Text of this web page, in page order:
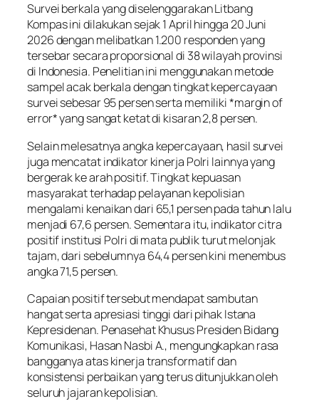
Survei berkala yang diselenggarakan Litbang
Kompas ini dilakukan sejak 1 April hingga 20 Juni
2026 dengan melibatkan 1.200 responden yang
tersebar secara proporsional di 38 wilayah provinsi
di Indonesia. Penelitian ini menggunakan metode
sampel acak berkala dengan tingkat kepercayaan
survei sebesar 95 persen serta memiliki *margin of
error* yang sangat ketat di kisaran 2,8 persen.
Selain melesatnya angka kepercayaan, hasil survei
juga mencatat indikator kinerja Polri lainnya yang
bergerak ke arah positif. Tingkat kepuasan
masyarakat terhadap pelayanan kepolisian
mengalami kenaikan dari 65,1 persen pada tahun lalu
menjadi 67,6 persen. Sementara itu, indikator citra
positif institusi Polri di mata publik turut melonjak
tajam, dari sebelumnya 64,4 persen kini menembus
angka 71,5 persen.
Capaian positif tersebut mendapat sambutan
hangat serta apresiasi tinggi dari pihak Istana
Kepresidenan. Penasehat Khusus Presiden Bidang
Komunikasi, Hasan Nasbi A., mengungkapkan rasa
bangganya atas kinerja transformatif dan
konsistensi perbaikan yang terus ditunjukkan oleh
seluruh jajaran kepolisian.